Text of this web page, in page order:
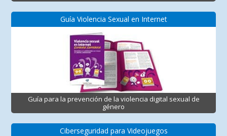
Guía Violencia Sexual en Internet
Guía para la prevención de la violencia digital sexual de
género
Ciberseguridad para Videojuegos